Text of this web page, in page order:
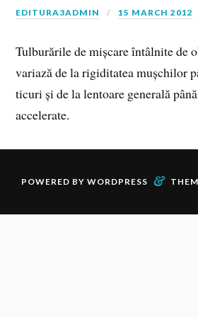
EDITURA3ADMIN 15 MARCH 2012
Tulburările de mișcare întâlnite de
variază de la rigiditatea mușchilor
ticuri și de la lentoare generală
accelerate.
POWERED BY WORDPRESS &